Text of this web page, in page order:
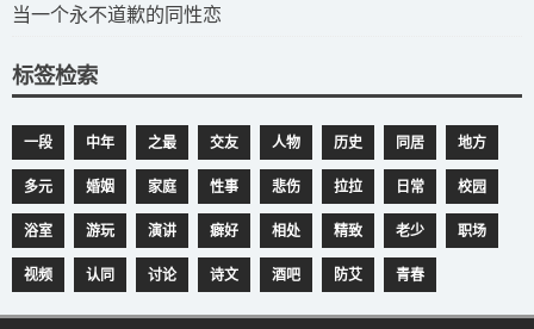
当一个永不道歉的同性恋
标签检索
一段 中年 之最 交友 人物 历史 同居 地方
多元 婚姻 家庭 性事 悲伤 拉拉 日常 校园
浴室 游玩 演讲 癖好 相处 精致 老少 职场
视频 认同 讨论 诗文 酒吧 防艾 青春